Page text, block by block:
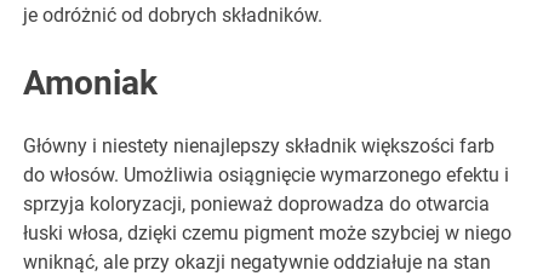
je odróżnić od dobrych składników.
Amoniak
Główny i niestety nienajlepszy składnik większości farb
do włosów. Umożliwia osiągnięcie wymarzonego efektu i
sprzyja koloryzacji, ponieważ doprowadza do otwarcia
łuski włosa, dzięki czemu pigment może szybciej w niego
wniknąć, ale przy okazji negatywnie oddziałuje na stan